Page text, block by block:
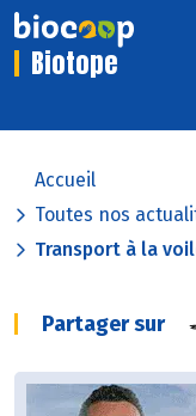
Biotope
Accueil
Toutes nos
Transport à la
Partager sur